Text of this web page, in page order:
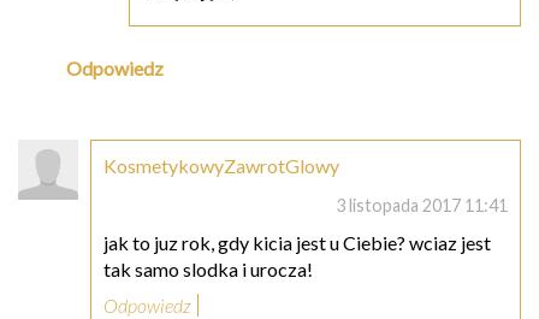
Odpowiedz
KosmetykowyZawrotGlowy
3 listopada 2017 11:41
jak to juz rok, gdy kicia jest u Ciebie? wciaz jest
tak samo slodka i urocza!
Odpowiedz